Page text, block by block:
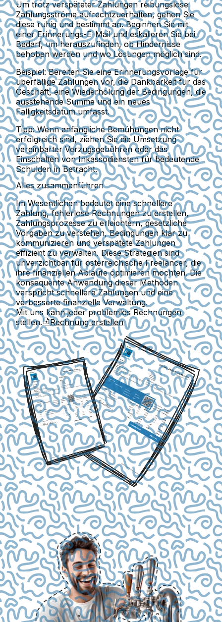
Um trotz verspäteter Zahlungen reibungslose
Zahlungsströme aufrechtzuerhalten, gehen Sie
diese ruhig und bestimmt an. Beginnen Sie mit
einer Erinnerungs-E-Mail und eskalieren Sie bei
Bedarf, um herauszufinden, ob Hindernisse
behoben werden und wo Lösungen möglich sind.
Beispiel:Bereiten Sie eine Erinnerungsvorlage für
überfällige Zahlungen vor, die Dankbarkeit für das
Geschäft, eine Wiederholung der Bedingungen, die
ausstehende Summe und ein neues
Fälligkeitsdatum umfasst.
Tipp:Wenn anfängliche Bemühungen nicht
erfolgreich sind, ziehen Sie die Umsetzung
vereinbarter Verzugsgebühren oder das
Einschalten von Inkassodiensten für bedeutende
Schulden in Betracht.
Alles zusammenführen
Im Wesentlichen bedeutet eine schnellere
Zahlung, fehlerlose Rechnungen zu erstellen,
Zahlungsprozesse zu erleichtern, gesetzliche
Vorgaben zu verstehen, Bedingungen klar zu
kommunizieren und verspätete Zahlungen
effizient zu verwalten. Diese Strategien sind
unverzichtbar für österreichische Freelancer, die
ihre finanziellen Abläufe optimieren möchten. Die
konsequente Anwendung dieser Methoden
verspricht schnellere Zahlungen und eine
verbesserte finanzielle Verwaltung.
Mit uns kann jeder problemlos Rechnungen
stellen.
Rechnung erstellen